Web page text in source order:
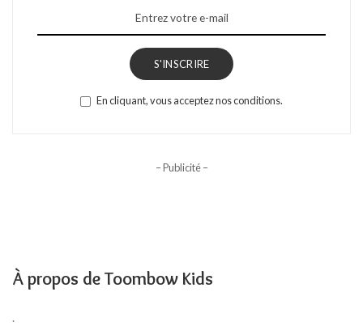
S'INSCRIRE
En cliquant, vous acceptez nos conditions.
– Publicité –
À propos de Toombow Kids
.